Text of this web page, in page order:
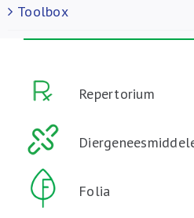
Toolbox
Repertorium
Folia